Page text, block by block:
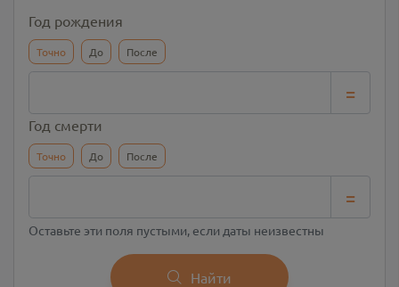
Год рождения
Точно До После
=
Год смерти
Точно До После
=
Оставьте эти поля пустыми, если даты неизвестны
Найти